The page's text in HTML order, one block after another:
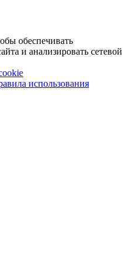
обеспечивать
и анализировать сетевой
использования